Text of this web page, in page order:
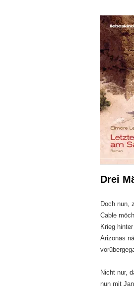
Drei
Doch nun,
Cable
Krieg
Arizonas
Nicht nur,
nun mit